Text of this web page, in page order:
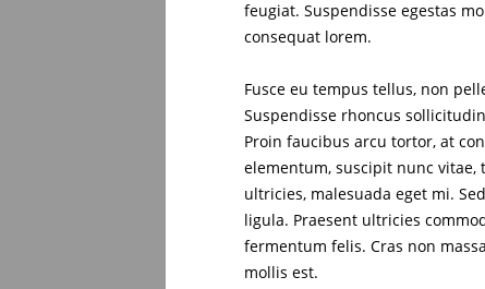
feugiat. Suspendisse egestas
consequat lorem.
Fusce eu tempus tellus, non
Suspendisse rhoncus
Proin faucibus arcu tortor, at
elementum, suscipit nunc
ultricies, malesuada eget mi.
ligula. Praesent ultricies
fermentum felis. Cras non
mollis est.